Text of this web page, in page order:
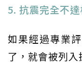
5. 抗震完全不
如果經過專業
了，就會被列入